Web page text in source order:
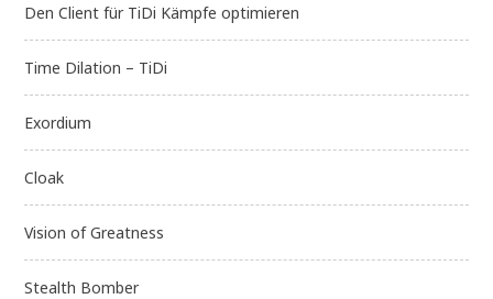
Den Client für TiDi Kämpfe optimieren
Time Dilation – TiDi
Exordium
Cloak
Vision of Greatness
Stealth Bomber